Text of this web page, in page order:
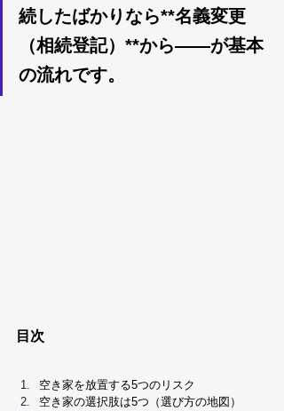
続したばかりなら**名義変更
（相続登記）**から——が基本
の流れです。
目次
空き家を放置する5つのリスク
空き家の選択肢は5つ（選び方の地図）